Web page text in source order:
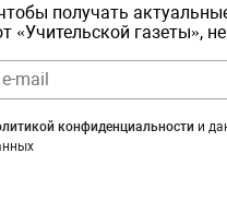
получать
«Учительской газеты»,
конфиденциальности и